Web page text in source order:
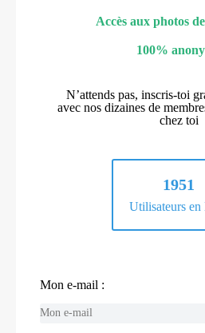
Accès aux photos
100%
N’attends pas, inscris-toi
avec nos dizaines de
chez toi
1951
Utilisateurs en
Mon e-mail :